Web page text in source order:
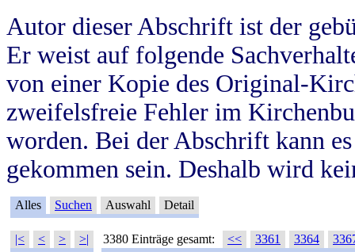
Autor dieser Abschrift ist der
Er weist auf folgende
von einer Kopie des Original-
zweifelsfreie Fehler im
worden. Bei der Abschrift kann
gekommen sein. Deshalb wird
Alles Suchen Auswahl Detail
|< < > >| 3380 Einträge gesamt: << 3361 3364